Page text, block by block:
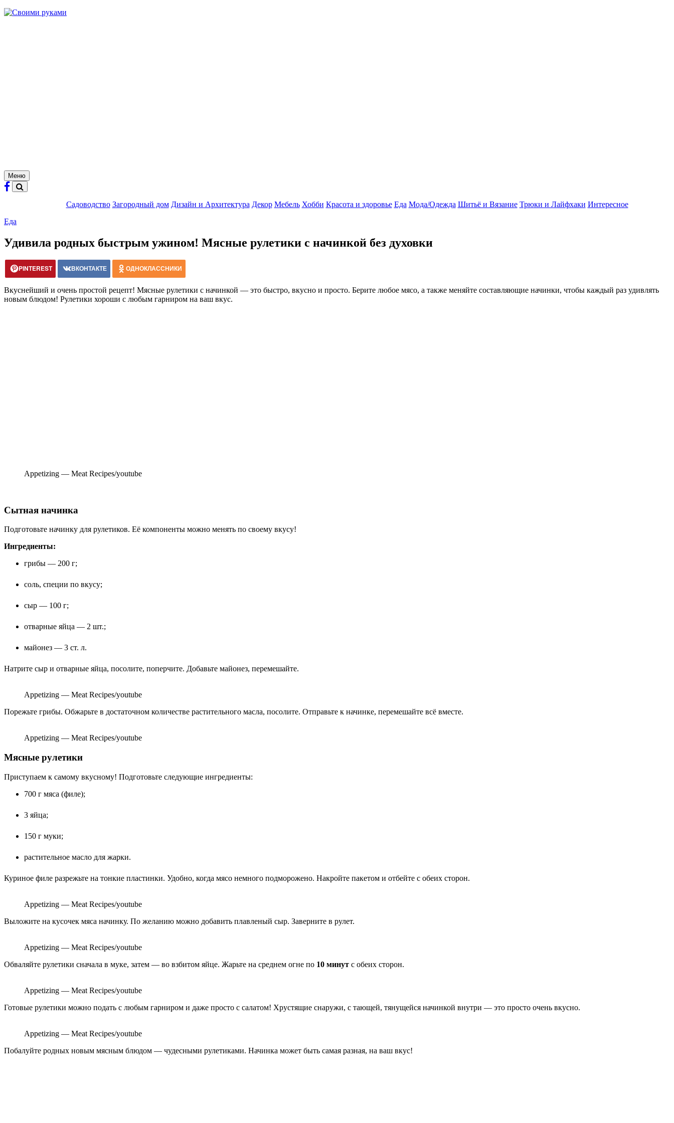
Skip
Меню
Садоводство Загородный дом Дизайн и Архитектура Декор Мебель Хобби Красота и здоровье Еда Мода/Одежда Шитьё и Вязание Трюки и Лайфхаки Интересное
Еда
Удивила родных быстрым ужином! Мясные рулетики с начинкой без духовки
PINTEREST ВКОНТАКТЕ ОДНОКЛАССНИКИ
Вкуснейший и очень простой рецепт! Мясные рулетики с начинкой — это быстро, вкусно и просто. Берите любое мясо, а также меняйте составляющие начинки, чтобы каждый раз удивлять
новым блюдом! Рулетики хороши с любым гарниром на ваш вкус.
Appetizing — Meat Recipes/youtube
Сытная начинка
Подготовьте начинку для рулетиков. Её компоненты можно менять по своему вкусу!
Ингредиенты:
грибы — 200 г;
соль, специи по вкусу;
сыр — 100 г;
отварные яйца — 2 шт.;
майонез — 3 ст. л.
Натрите сыр и отварные яйца, посолите, поперчите. Добавьте майонез, перемешайте.
Appetizing — Meat Recipes/youtube
Порежьте грибы. Обжарьте в достаточном количестве растительного масла, посолите. Отправьте к начинке, перемешайте всё вместе.
Appetizing — Meat Recipes/youtube
Мясные рулетики
Приступаем к самому вкусному! Подготовьте следующие ингредиенты:
700 г мяса (филе);
3 яйца;
150 г муки;
растительное масло для жарки.
Куриное филе разрежьте на тонкие пластинки. Удобно, когда мясо немного подморожено. Накройте пакетом и отбейте с обеих сторон.
Appetizing — Meat Recipes/youtube
Выложите на кусочек мяса начинку. По желанию можно добавить плавленый сыр. Заверните в рулет.
Appetizing — Meat Recipes/youtube
Обваляйте рулетики сначала в муке, затем — во взбитом яйце. Жарьте на среднем огне по 10 минут с обеих сторон.
Appetizing — Meat Recipes/youtube
Готовые рулетики можно подать с любым гарниром и даже просто с салатом! Хрустящие снаружи, с тающей, тянущейся начинкой внутри — это просто очень вкусно.
Appetizing — Meat Recipes/youtube
Побалуйте родных новым мясным блюдом — чудесными рулетиками. Начинка может быть самая разная, на ваш вкус!